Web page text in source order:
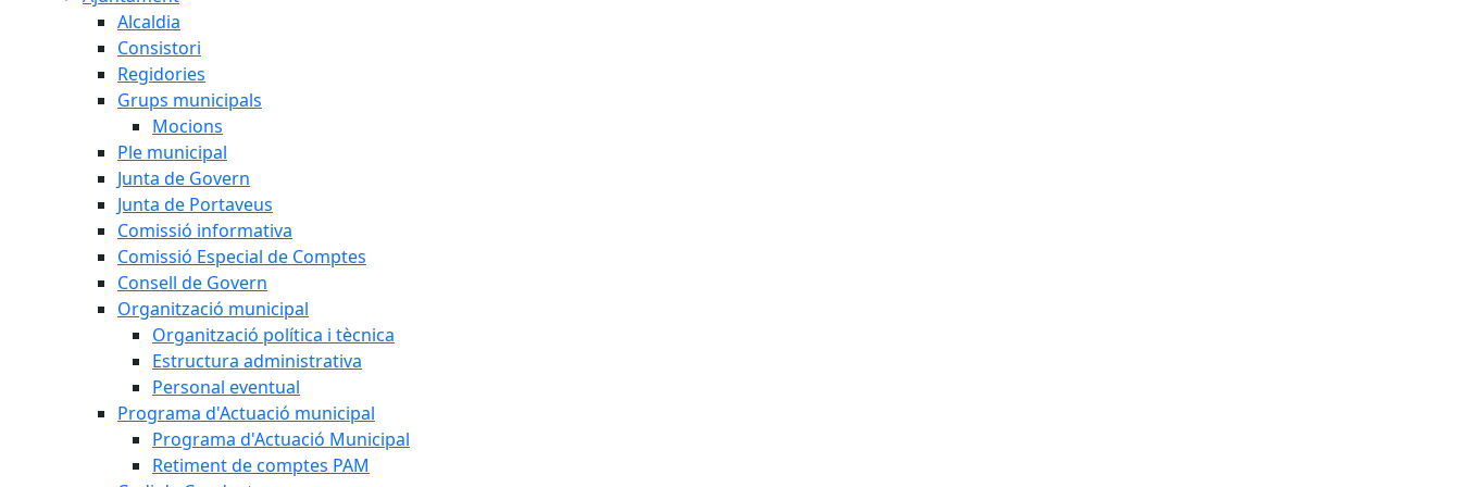
Alcaldia
Consistori
Regidories
Grups municipals
Mocions
Ple municipal
Junta de Govern
Junta de Portaveus
Comissió informativa
Comissió Especial de Comptes
Consell de Govern
Organització municipal
Organització política i tècnica
Estructura administrativa
Personal eventual
Programa d'Actuació municipal
Programa d'Actuació Municipal
Retiment de comptes PAM